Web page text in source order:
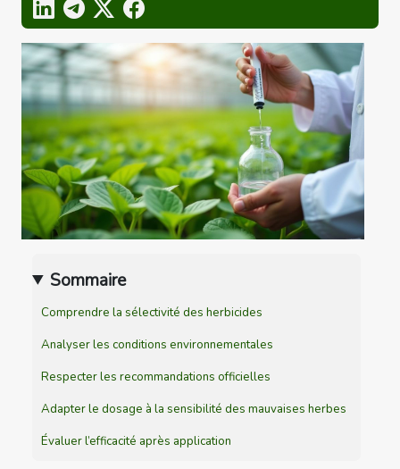
Sommaire
Comprendre la sélectivité des herbicides
Analyser les conditions environnementales
Respecter les recommandations officielles
Adapter le dosage à la sensibilité des mauvaises herbes
Évaluer l’efficacité après application